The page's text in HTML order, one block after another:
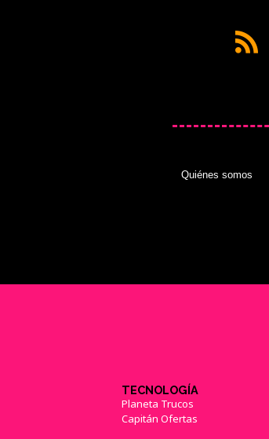
Quiénes somos
TECNOLOGÍA
Planeta Trucos
Capitán Ofertas